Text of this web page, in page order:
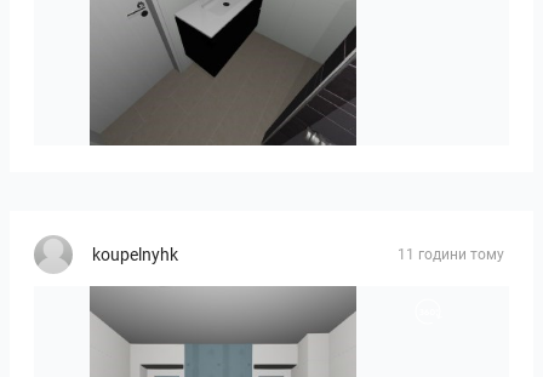
Mesman_meubel-01
koupelnyhk 11 години тому